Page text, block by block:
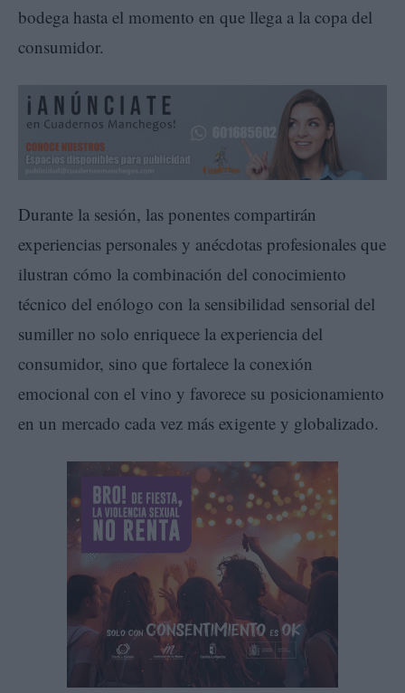
bodega hasta el momento en que llega a la copa del
consumidor.
Durante la sesión, las ponentes compartirán
experiencias personales y anécdotas profesionales que
ilustran cómo la combinación del conocimiento
técnico del enólogo con la sensibilidad sensorial del
sumiller no solo enriquece la experiencia del
consumidor, sino que fortalece la conexión
emocional con el vino y favorece su posicionamiento
en un mercado cada vez más exigente y globalizado.